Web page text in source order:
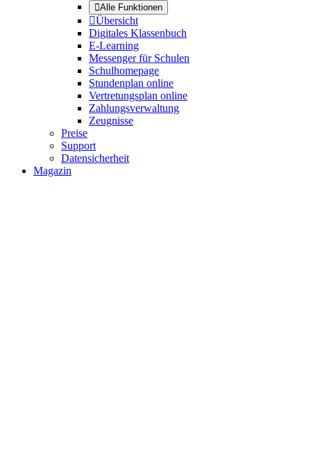
Alle Funktionen
Übersicht
Digitales Klassenbuch
E-Learning
Messenger für Schulen
Schulhomepage
Stundenplan online
Vertretungsplan online
Zahlungsverwaltung
Zeugnisse
Preise
Support
Datensicherheit
Magazin